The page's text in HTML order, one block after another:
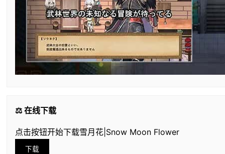
⚖️ 在线下载
点击按钮开始下载雪月花|Snow Moon Flower
下载